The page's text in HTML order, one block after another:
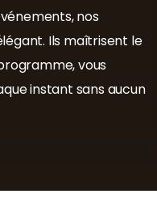
nos
Ils maîtrisent le
vous
instant sans aucun